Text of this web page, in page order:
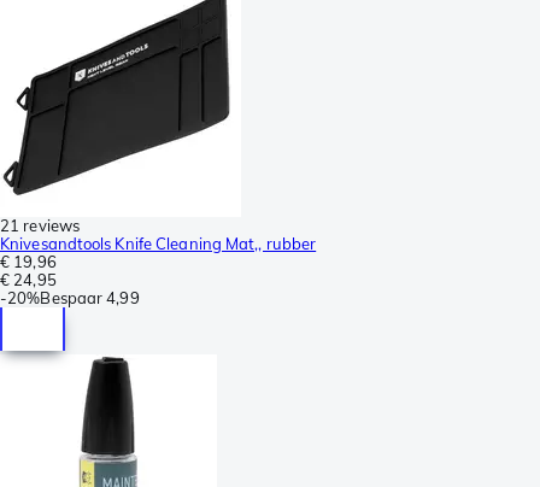
21 reviews
Knivesandtools Knife Cleaning Mat,, rubber
€ 19,96
€ 24,95
-20%Bespaar 4,99